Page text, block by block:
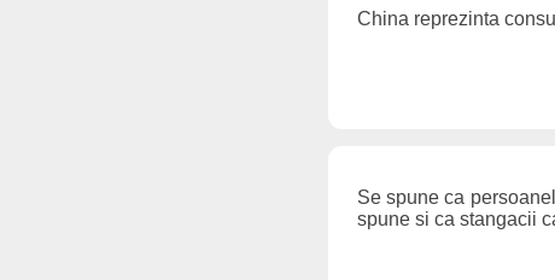
China reprezinta
Se spune ca
spune si ca stangacii